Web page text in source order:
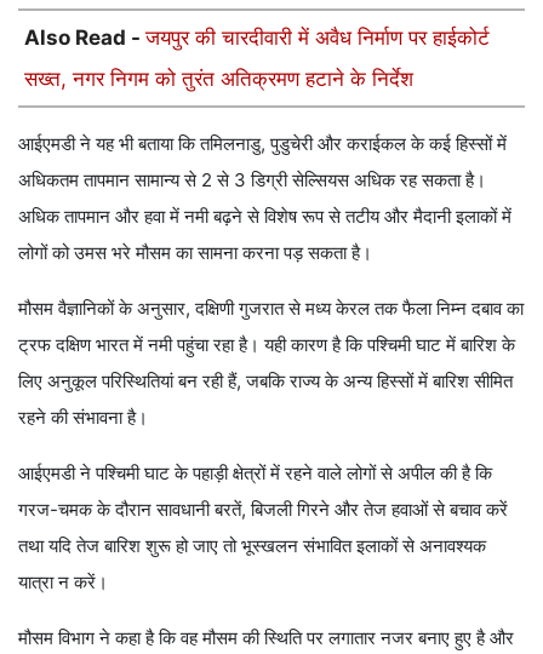
Also Read -जयपुर की चारदीवारी में अवैध निर्माण पर हाईकोर्ट
सख्त, नगर निगम को तुरंत अतिक्रमण हटाने के निर्देश
आईएमडी ने यह भी बताया कि तमिलनाडु, पुडुचेरी और कराईकल के कई हिस्सों में
अधिकतम तापमान सामान्य से 2 से 3 डिग्री सेल्सियस अधिक रह सकता है।
अधिक तापमान और हवा में नमी बढ़ने से विशेष रूप से तटीय और मैदानी इलाकों में
लोगों को उमस भरे मौसम का सामना करना पड़ सकता है।
मौसम वैज्ञानिकों के अनुसार, दक्षिणी गुजरात से मध्य केरल तक फैला निम्न दबाव का
ट्रफ दक्षिण भारत में नमी पहुंचा रहा है। यही कारण है कि पश्चिमी घाट में बारिश के
लिए अनुकूल परिस्थितियां बन रही हैं, जबकि राज्य के अन्य हिस्सों में बारिश सीमित
रहने की संभावना है।
आईएमडी ने पश्चिमी घाट के पहाड़ी क्षेत्रों में रहने वाले लोगों से अपील की है कि
गरज-चमक के दौरान सावधानी बरतें, बिजली गिरने और तेज हवाओं से बचाव करें
तथा यदि तेज बारिश शुरू हो जाए तो भूस्खलन संभावित इलाकों से अनावश्यक
यात्रा न करें।
मौसम विभाग ने कहा है कि वह मौसम की स्थिति पर लगातार नजर बनाए हुए है और